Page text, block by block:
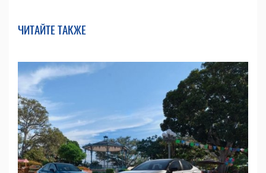
ЧИТАЙТЕ ТАКЖЕ